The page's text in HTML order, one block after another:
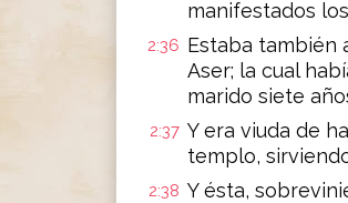
manifestados
2:36 Estaba también
Aser; la cual
marido siete
2:37 Y era viuda de
templo,
2:38 Y ésta,